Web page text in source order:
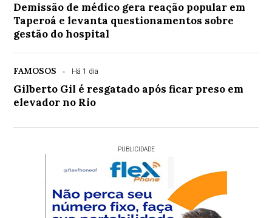
Demissão de médico gera reação popular em
Taperoá e levanta questionamentos sobre
gestão do hospital
FAMOSOS Há 1 dia
Gilberto Gil é resgatado após ficar preso em
elevador no Rio
PUBLICIDADE